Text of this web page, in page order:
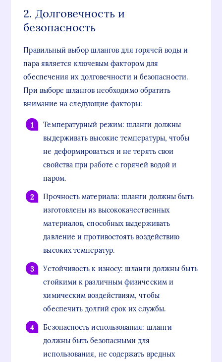
2. Долговечность и
безопасность
Правильный выбор шлангов для горячей воды и
пара является ключевым фактором для
обеспечения их долговечности и безопасности.
При выборе шлангов необходимо обратить
внимание на следующие факторы:
Температурный режим: шланги должны
выдерживать высокие температуры, чтобы
не деформироваться и не терять свои
свойства при работе с горячей водой и
паром.
Прочность материала: шланги должны быть
изготовлены из высококачественных
материалов, способных выдерживать
давление и противостоять воздействию
высоких температур.
Устойчивость к износу: шланги должны быть
стойкими к различным физическим и
химическим воздействиям, чтобы
обеспечить долгий срок их службы.
Безопасность использования: шланги
должны быть безопасными для
использования, не содержать вредных